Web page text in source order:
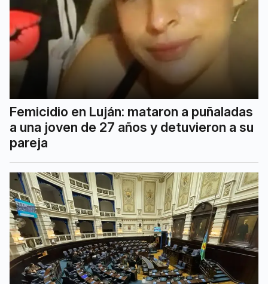
Femicidio en Luján: mataron a puñaladas
a una joven de 27 años y detuvieron a su
pareja